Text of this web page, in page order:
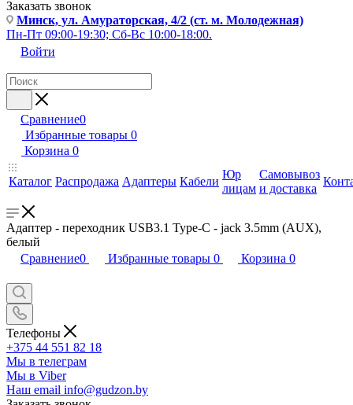
Заказать звонок
Минск, ул. Амураторская, 4/2 (ст. м. Молодежная)
Пн-Пт 09:00-19:30; Сб-Вс 10:00-18:00.
Войти
Сравнение0
Избранные товары 0
Корзина 0
Каталог Распродажа Адаптеры Кабели
Юр
лицам
Самовывоз
и доставка
Адаптер - переходник USB3.1 Type-C - jack 3.5mm (AUX),
белый
Сравнение0 Избранные товары 0 Корзина 0
Телефоны
+375 44 551 82 18
Мы в телеграм
Мы в Viber
Наш email info@gudzon.by